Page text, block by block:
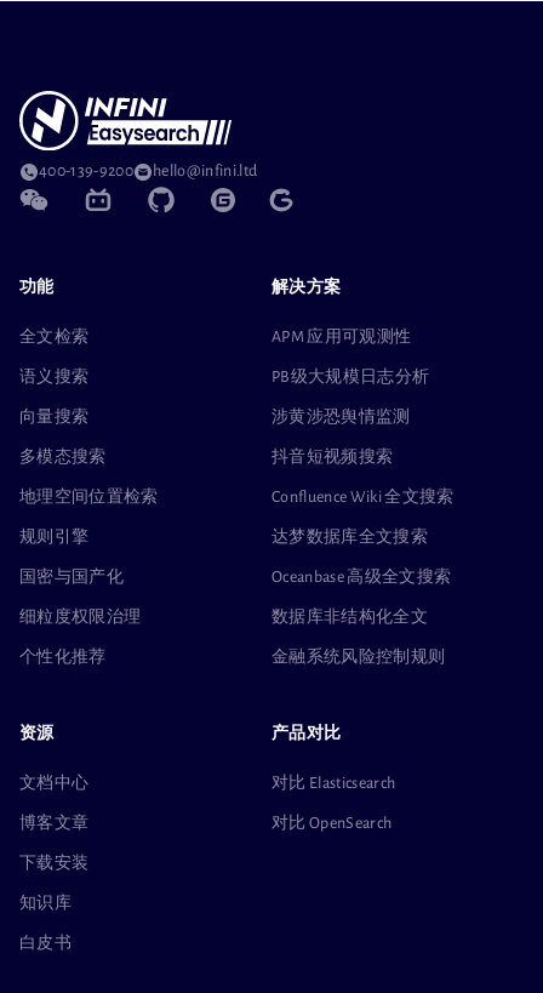
400-139-9200 hello@infini.ltd
功能
全文检索
语义搜索
向量搜索
多模态搜索
地理空间位置检索
规则引擎
国密与国产化
细粒度权限治理
个性化推荐
解决方案
APM 应用可观测性
PB级大规模日志分析
涉黄涉恐舆情监测
抖音短视频搜索
Confluence Wiki 全文搜索
达梦数据库全文搜索
Oceanbase 高级全文搜索
数据库非结构化全文
金融系统风险控制规则
资源
文档中心
博客文章
下载安装
知识库
白皮书
产品对比
对比 Elasticsearch
对比 OpenSearch